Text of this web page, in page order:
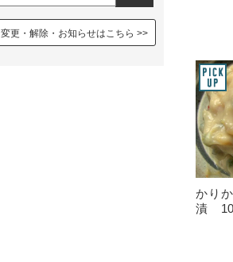
かり
漬
変更・解除・お知らせはこちら